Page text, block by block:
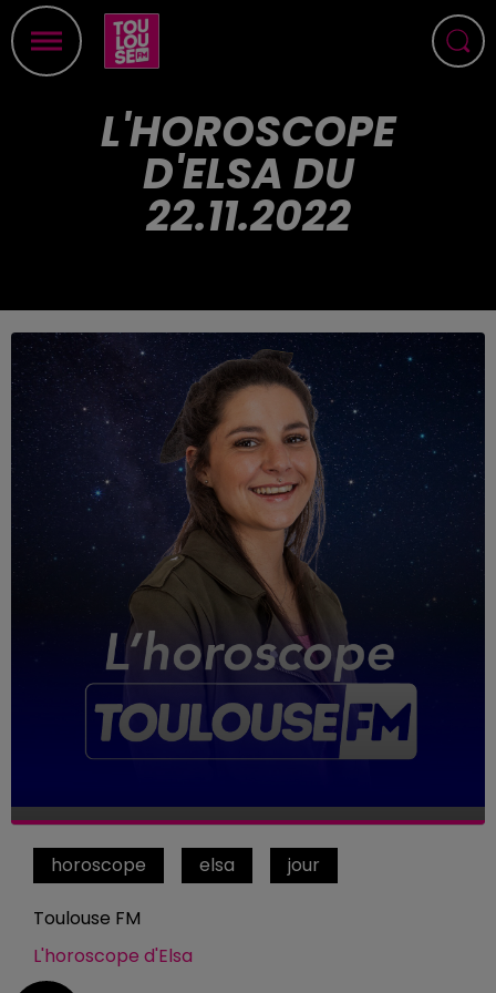
L'HOROSCOPE
D'ELSA DU
22.11.2022
horoscope elsa jour
Toulouse FM
L'horoscope d'Elsa